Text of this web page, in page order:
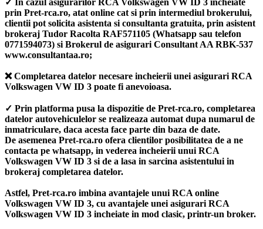
prin Pret-rca.ro, atat online cat si prin intermediul brokerului,
clientii pot solicita asistenta si consultanta gratuita, prin asistent
brokeraj Tudor Racolta RAF571105 (Whatsapp sau telefon
0771594073) si Brokerul de asigurari Consultant AA RBK-537
www.consultantaa.ro;
❌ Completarea datelor necesare incheierii unei asigurari RCA
Volkswagen VW ID 3 poate fi anevoioasa.
✓ Prin platforma pusa la dispozitie de Pret-rca.ro, completarea
datelor autovehiculelor se realizeaza automat dupa numarul de
inmatriculare, daca acesta face parte din baza de date.
De asemenea Pret-rca.ro ofera clientilor posibilitatea de a ne
contacta pe whatsapp, in vederea incheierii unui RCA
Volkswagen VW ID 3 si de a lasa in sarcina asistentului in
brokeraj completarea datelor.
Astfel, Pret-rca.ro imbina avantajele unui RCA online
Volkswagen VW ID 3, cu avantajele unei asigurari RCA
Volkswagen VW ID 3 incheiate in mod clasic, printr-un broker.